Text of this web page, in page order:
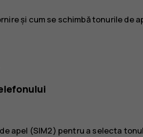
și cum se schimbă tonurile de
apel (SIM2) pentru a selecta